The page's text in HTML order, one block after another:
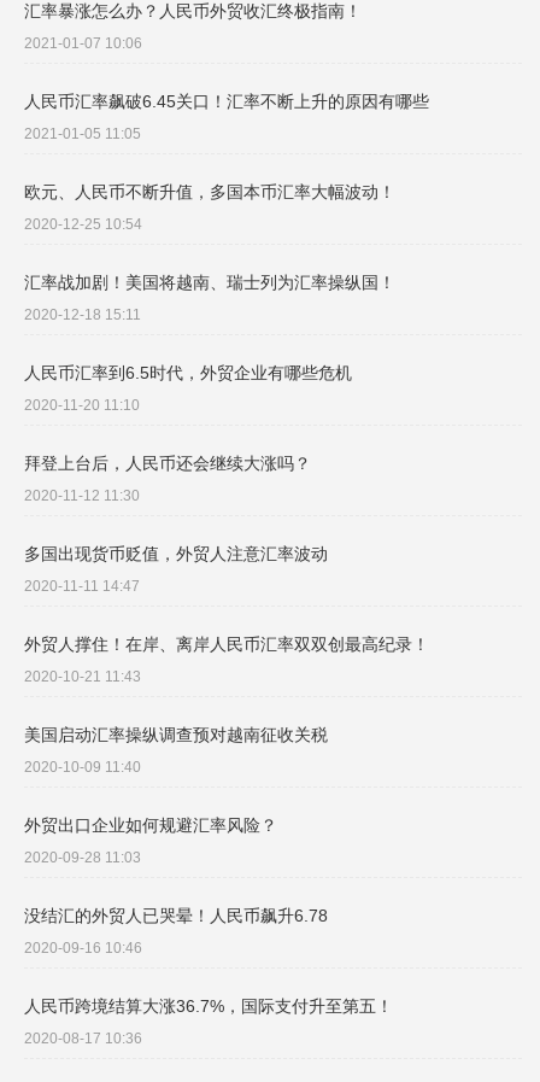
汇率暴涨怎么办？人民币外贸收汇终极指南！
2021-01-07 10:06
人民币汇率飙破6.45关口！汇率不断上升的原因有哪些
2021-01-05 11:05
欧元、人民币不断升值，多国本币汇率大幅波动！
2020-12-25 10:54
汇率战加剧！美国将越南、瑞士列为汇率操纵国！
2020-12-18 15:11
人民币汇率到6.5时代，外贸企业有哪些危机
2020-11-20 11:10
拜登上台后，人民币还会继续大涨吗？
2020-11-12 11:30
多国出现货币贬值，外贸人注意汇率波动
2020-11-11 14:47
外贸人撑住！在岸、离岸人民币汇率双双创最高纪录！
2020-10-21 11:43
美国启动汇率操纵调查预对越南征收关税
2020-10-09 11:40
外贸出口企业如何规避汇率风险？
2020-09-28 11:03
没结汇的外贸人已哭晕！人民币飙升6.78
2020-09-16 10:46
人民币跨境结算大涨36.7%，国际支付升至第五！
2020-08-17 10:36